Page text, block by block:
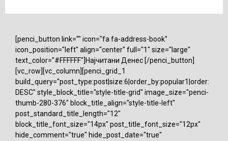
[penci_button link="" icon="fa fa-address-book"
icon_position="left" align="center" full="1" size="large"
text_color="#FFFFFF"]Најчитани Денес [/penci_button]
[vc_row][vc_column][penci_grid_1
build_query="post_type:post|size:6|order_by:popular1|order:
DESC" style_block_title="style-title-grid" image_size="penci-
thumb-280-376" block_title_align="style-title-left"
post_standard_title_length="12"
block_title_font_size="14px" post_title_font_size="12px"
hide_comment="true" hide_post_date="true"